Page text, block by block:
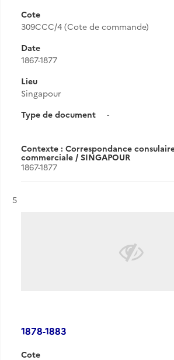
Cote
309CCC/4 (Cote de commande)
Date
1867-1877
Lieu
Singapour
Type de document
-
Contexte : Correspondance
commerciale / SINGAPOUR
1867-1877
Résultat n°
5
1878-1883
Cote